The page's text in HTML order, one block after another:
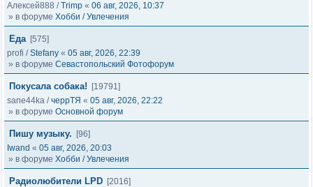
Алексей888 /Trimp « 06 авг, 2026, 10:37
» в форуме Хобби / Увлечения
Еда [575]
profi /Stefany « 05 авг, 2026, 22:39
» в форуме Севастопольский Фотофорум
Покусала собака!
[19791]
sane44ka /черрТЯ « 05 авг, 2026, 22:22
» в форуме Основной форум
Пишу музыку.
[96]
Iwand « 05 авг, 2026, 20:03
» в форуме Хобби / Увлечения
Радиолюбители LPD [2016]